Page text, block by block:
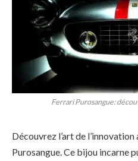
Ferrari Purosangue:
Découvrez l’art de
Purosangue. Ce bijou incarne